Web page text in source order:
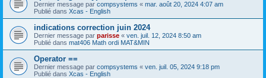
Dernier message par compsystems « mar. août 20, 2024 4:07 am
Publié dans Xcas - English
indications correction juin 2024
Dernier message par parisse « ven. juil. 12, 2024 8:50 am
Publié dans mat406 Math ordi MAT&MIN
Operator ==
Dernier message par compsystems « ven. juil. 05, 2024 9:18 pm
Publié dans Xcas - English